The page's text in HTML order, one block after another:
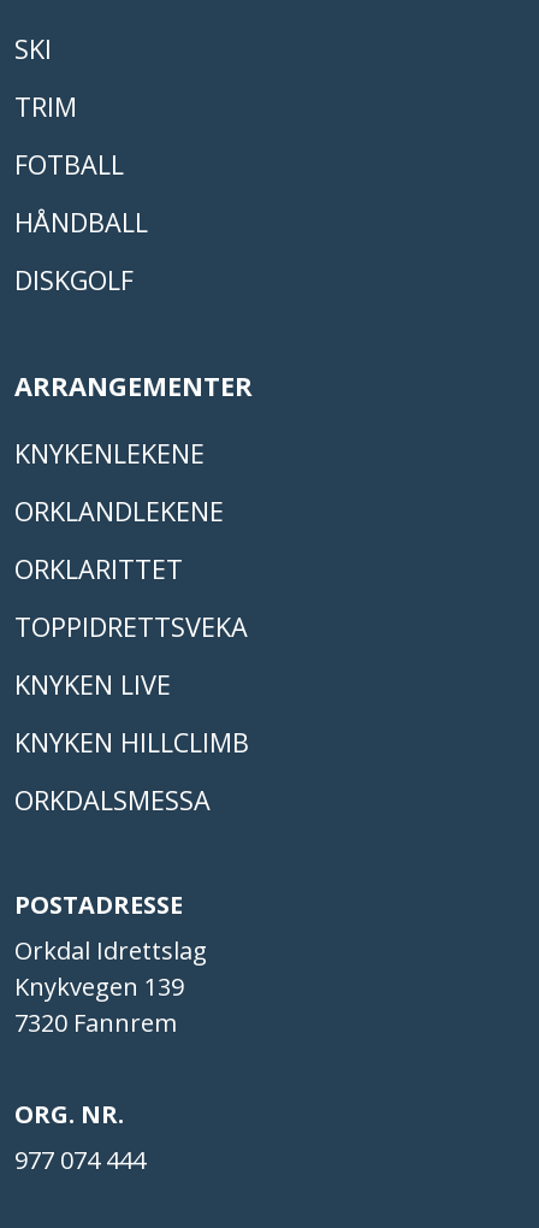
SKI
TRIM
FOTBALL
HÅNDBALL
DISKGOLF
ARRANGEMENTER
KNYKENLEKENE
ORKLANDLEKENE
ORKLARITTET
TOPPIDRETTSVEKA
KNYKEN LIVE
KNYKEN HILLCLIMB
ORKDALSMESSA
POSTADRESSE
Orkdal Idrettslag
Knykvegen 139
7320 Fannrem
ORG. NR.
977 074 444